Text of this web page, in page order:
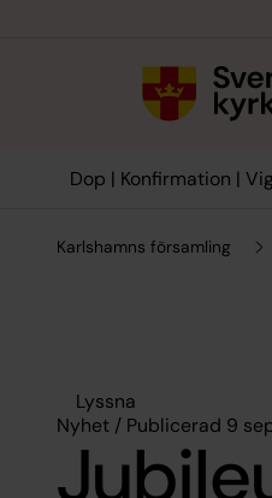
Dop | Konfirmation |
Karlshamns församling
Lyssna
Nyhet / Publicerad 9